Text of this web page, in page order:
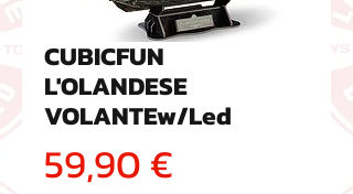
CUBICFUN
L'OLANDESE
VOLANTEw/Led
59,90 €